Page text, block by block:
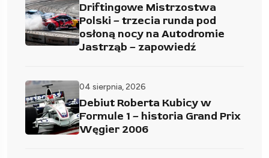
Driftingowe Mistrzostwa
Polski – trzecia runda pod
osłoną nocy na Autodromie
Jastrząb – zapowiedź
04 sierpnia, 2026
Debiut Roberta Kubicy w
Formule 1 – historia Grand Prix
Węgier 2006